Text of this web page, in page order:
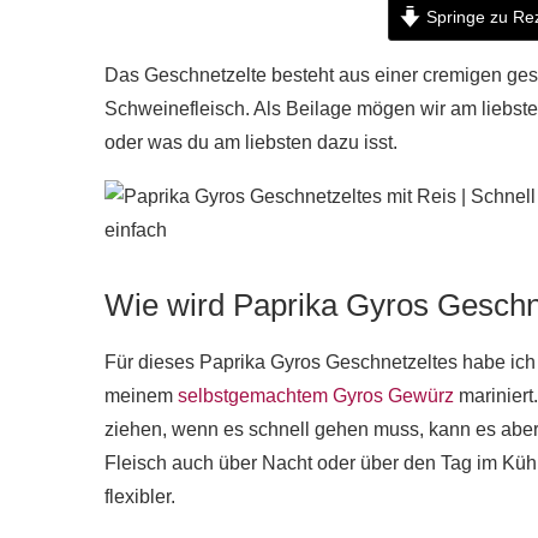
Springe zu
Das Geschnetzelte besteht aus einer cremigen
Schweinefleisch. Als Beilage mögen wir am
oder was du am liebsten dazu isst.
Wie wird Paprika Gyros
Für dieses Paprika Gyros Geschnetzeltes habe
meinem selbstgemachtem Gyros Gewürz
ziehen, wenn es schnell gehen muss, kann es
Fleisch auch über Nacht oder über den Tag im
flexibler.